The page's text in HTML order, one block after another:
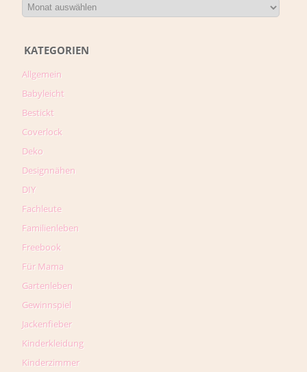
KATEGORIEN
Allgemein
Babyleicht
Bestickt
Coverlock
Deko
Designnähen
DIY
Fachleute
Familienleben
Freebook
Für Mama
Gartenleben
Gewinnspiel
Jackenfieber
Kinderkleidung
Kinderzimmer